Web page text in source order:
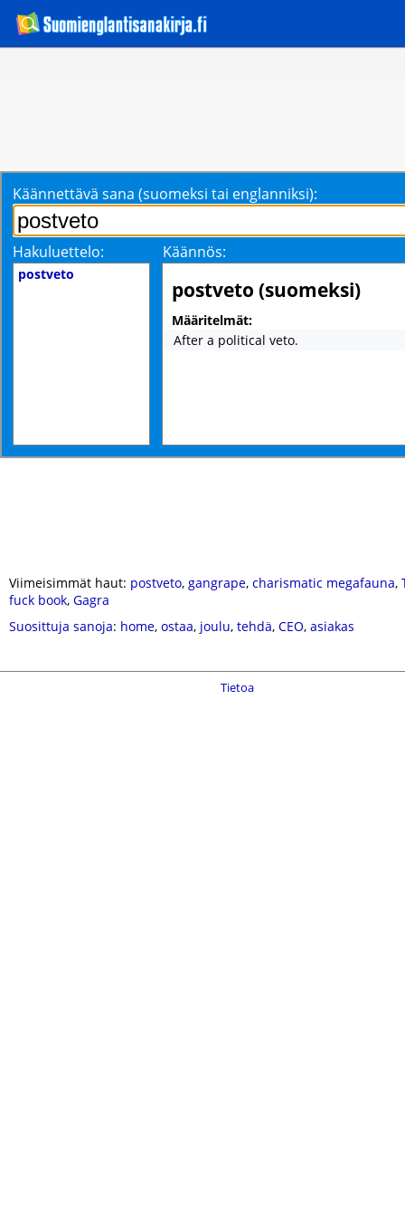
Käännettävä sana (suomeksi tai englanniksi):
Hakuluettelo: Käännös:
postveto
postveto (suomeksi)
Määritelmät:
After a political veto.
Viimeisimmät haut: postveto, gangrape, charismatic megafauna,
fuck book, Gagra
Suosittuja sanoja: home, ostaa, joulu, tehdä, CEO, asiakas
Tietoa